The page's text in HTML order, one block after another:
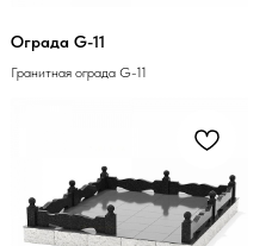
Ограда G-11
Гранитная ограда G-11